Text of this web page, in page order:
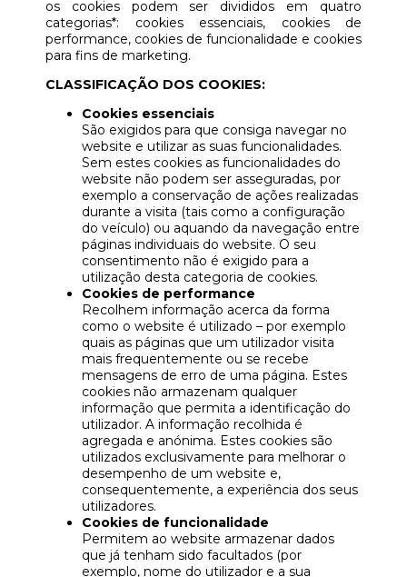
os cookies podem ser divididos em quatro
categorias*: cookies essenciais, cookies de
performance, cookies de funcionalidade e cookies
para fins de marketing.
CLASSIFICAÇÃO DOS COOKIES:
Cookies essenciais
São exigidos para que consiga navegar no
website e utilizar as suas funcionalidades.
Sem estes cookies as funcionalidades do
website não podem ser asseguradas, por
exemplo a conservação de ações realizadas
durante a visita (tais como a configuração
do veículo) ou aquando da navegação entre
páginas individuais do website. O seu
consentimento não é exigido para a
utilização desta categoria de cookies.
Cookies de performance
Recolhem informação acerca da forma
como o website é utilizado – por exemplo
quais as páginas que um utilizador visita
mais frequentemente ou se recebe
mensagens de erro de uma página. Estes
cookies não armazenam qualquer
informação que permita a identificação do
utilizador. A informação recolhida é
agregada e anónima. Estes cookies são
utilizados exclusivamente para melhorar o
desempenho de um website e,
consequentemente, a experiência dos seus
utilizadores.
Cookies de funcionalidade
Permitem ao website armazenar dados
que já tenham sido facultados (por
exemplo, nome do utilizador e a sua